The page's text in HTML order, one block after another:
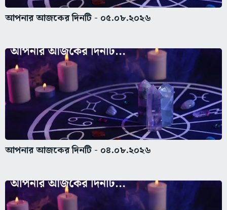
আপনার আজকের দিনটি - ০৫.০৮.২০২৬
আপনার আজকের দিনটি - ০৪.০৮.২০২৬